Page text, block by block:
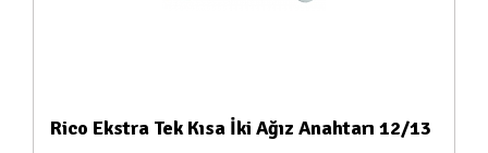
Rico Ekstra Tek Kısa İki Ağız Anahtarı 12/13